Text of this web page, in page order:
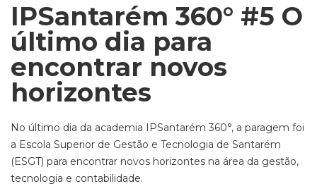
IPSantarém 360° #5 O
último dia para
encontrar novos
horizontes
No último dia da academia IPSantarém 360°, a paragem foi
a Escola Superior de Gestão e Tecnologia de Santarém
(ESGT) para encontrar novos horizontes na área da gestão,
tecnologia e contabilidade.